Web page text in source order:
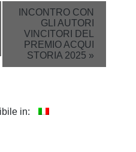
INCONTRO CON
GLI AUTORI
VINCITORI DEL
PREMIO ACQUI
STORIA 2025 »
in: